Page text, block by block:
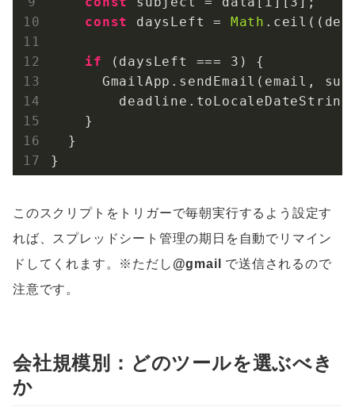
const
daysLeft = Math
if (daysLeft === 3 ) {
GmailApp.sendEmail(email,
    }
  }
}
このスクリプトをトリガーで毎朝実行するよう設定す
れば、スプレッドシート管理の期日を自動でリマイン
ドしてくれます。※ただし @gmail
で送信されるので
注意です。
会社規模別：どのツールを選ぶべき
か